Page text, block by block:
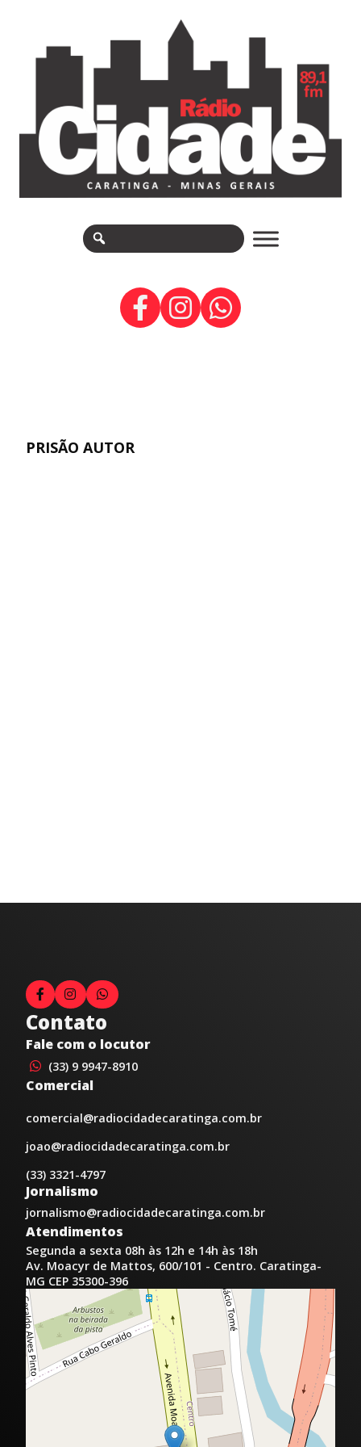
PRISÃO AUTOR
Contato
Fale com o locutor
(33) 9 9947-8910
Comercial
comercial@radiocidadecaratinga.com.br
joao@radiocidadecaratinga.com.br
(33) 3321-4797
Jornalismo
jornalismo@radiocidadecaratinga.com.br
Atendimentos
Segunda a sexta 08h às 12h e 14h às 18h
Av. Moacyr de Mattos, 600/101 - Centro. Caratinga-
MG CEP 35300-396